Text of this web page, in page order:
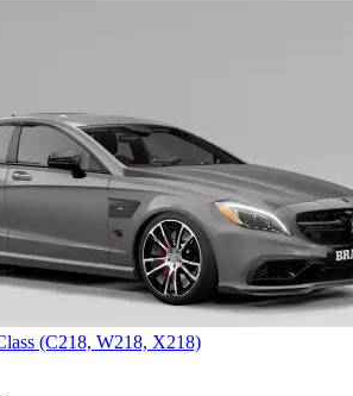
(C218, W218, X218)